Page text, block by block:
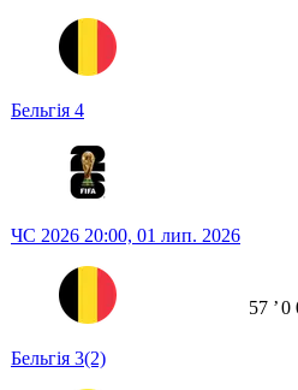
Бельгія 4
ЧС 2026 20:00, 01 лип. 2026
Бельгія 3(2)
57 ʼ0